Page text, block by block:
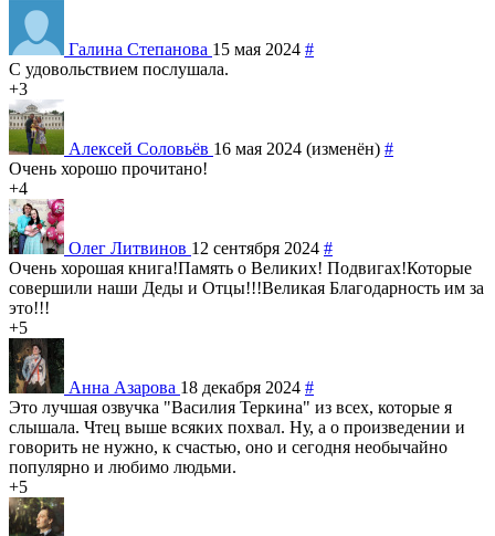
Галина Степанова 15 мая 2024 #
С удовольствием послушала.
+3
Алексей Соловьёв 16 мая 2024 (изменён) #
Очень хорошо прочитано!
+4
Олег Литвинов 12 сентября 2024 #
Очень хорошая книга!Память о Великих! Подвигах!Которые
совершили наши Деды и Отцы!!!Великая Благодарность им за
это!!!
+5
Анна Азарова 18 декабря 2024 #
Это лучшая озвучка "Василия Теркина" из всех, которые я
слышала. Чтец выше всяких похвал. Ну, а о произведении и
говорить не нужно, к счастью, оно и сегодня необычайно
популярно и любимо людьми.
+5